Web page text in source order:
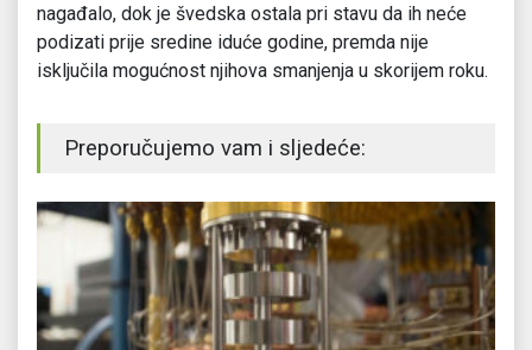
nagađalo, dok je švedska ostala pri stavu da ih neće
podizati prije sredine iduće godine, premda nije
isključila mogućnost njihova smanjenja u skorijem roku.
Preporučujemo vam i sljedeće: